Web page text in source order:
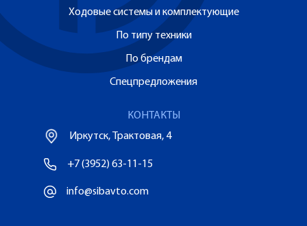
Ходовые системы и комплектующие
По типу техники
По брендам
Спецпредложения
КОНТАКТЫ
Иркутск, Трактовая, 4
+7 (3952) 63-11-15
info@sibavto.com